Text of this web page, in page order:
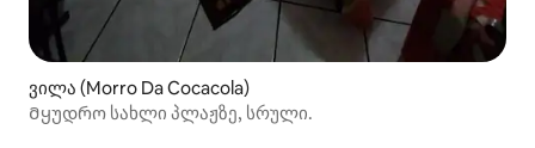
ვილა (Morro Da Cocacola)
Მყუდრო სახლი პლაჟზე, სრული.